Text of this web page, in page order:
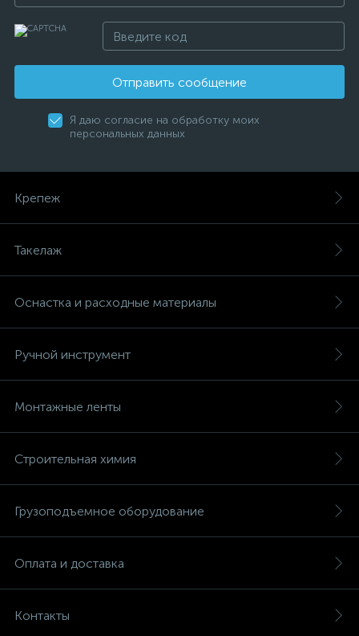
Отправить сообщение
Я даю согласие на обработку моих
персональных данных
Крепеж
Такелаж
Оснастка и расходные материалы
Ручной инструмент
Монтажные ленты
Строительная химия
Грузоподъемное оборудование
Оплата и доставка
Контакты